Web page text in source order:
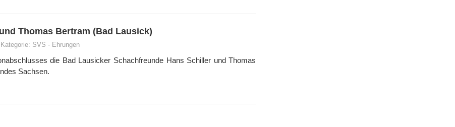
Thomas Bertram (Bad Lausick)
Kategorie: SVS - Ehrungen
die Bad Lausicker Schachfreunde Hans Schiller und Thomas
Sachsen.